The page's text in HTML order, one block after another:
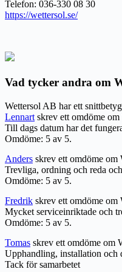
Telefon: 036-330 08 30
https://wettersol.se/
Vad tycker andra om
Wettersol AB har ett
Lennart skrev ett omdöme
Till dags datum har det
Omdöme: 5 av 5.
Anders skrev ett omdöme
Trevliga, ordning och reda
Omdöme: 5 av 5.
Fredrik skrev ett omdöme
Mycket serviceinriktade och
Omdöme: 5 av 5.
Tomas skrev ett omdöme om
Upphandling, installation och
Tack för samarbetet